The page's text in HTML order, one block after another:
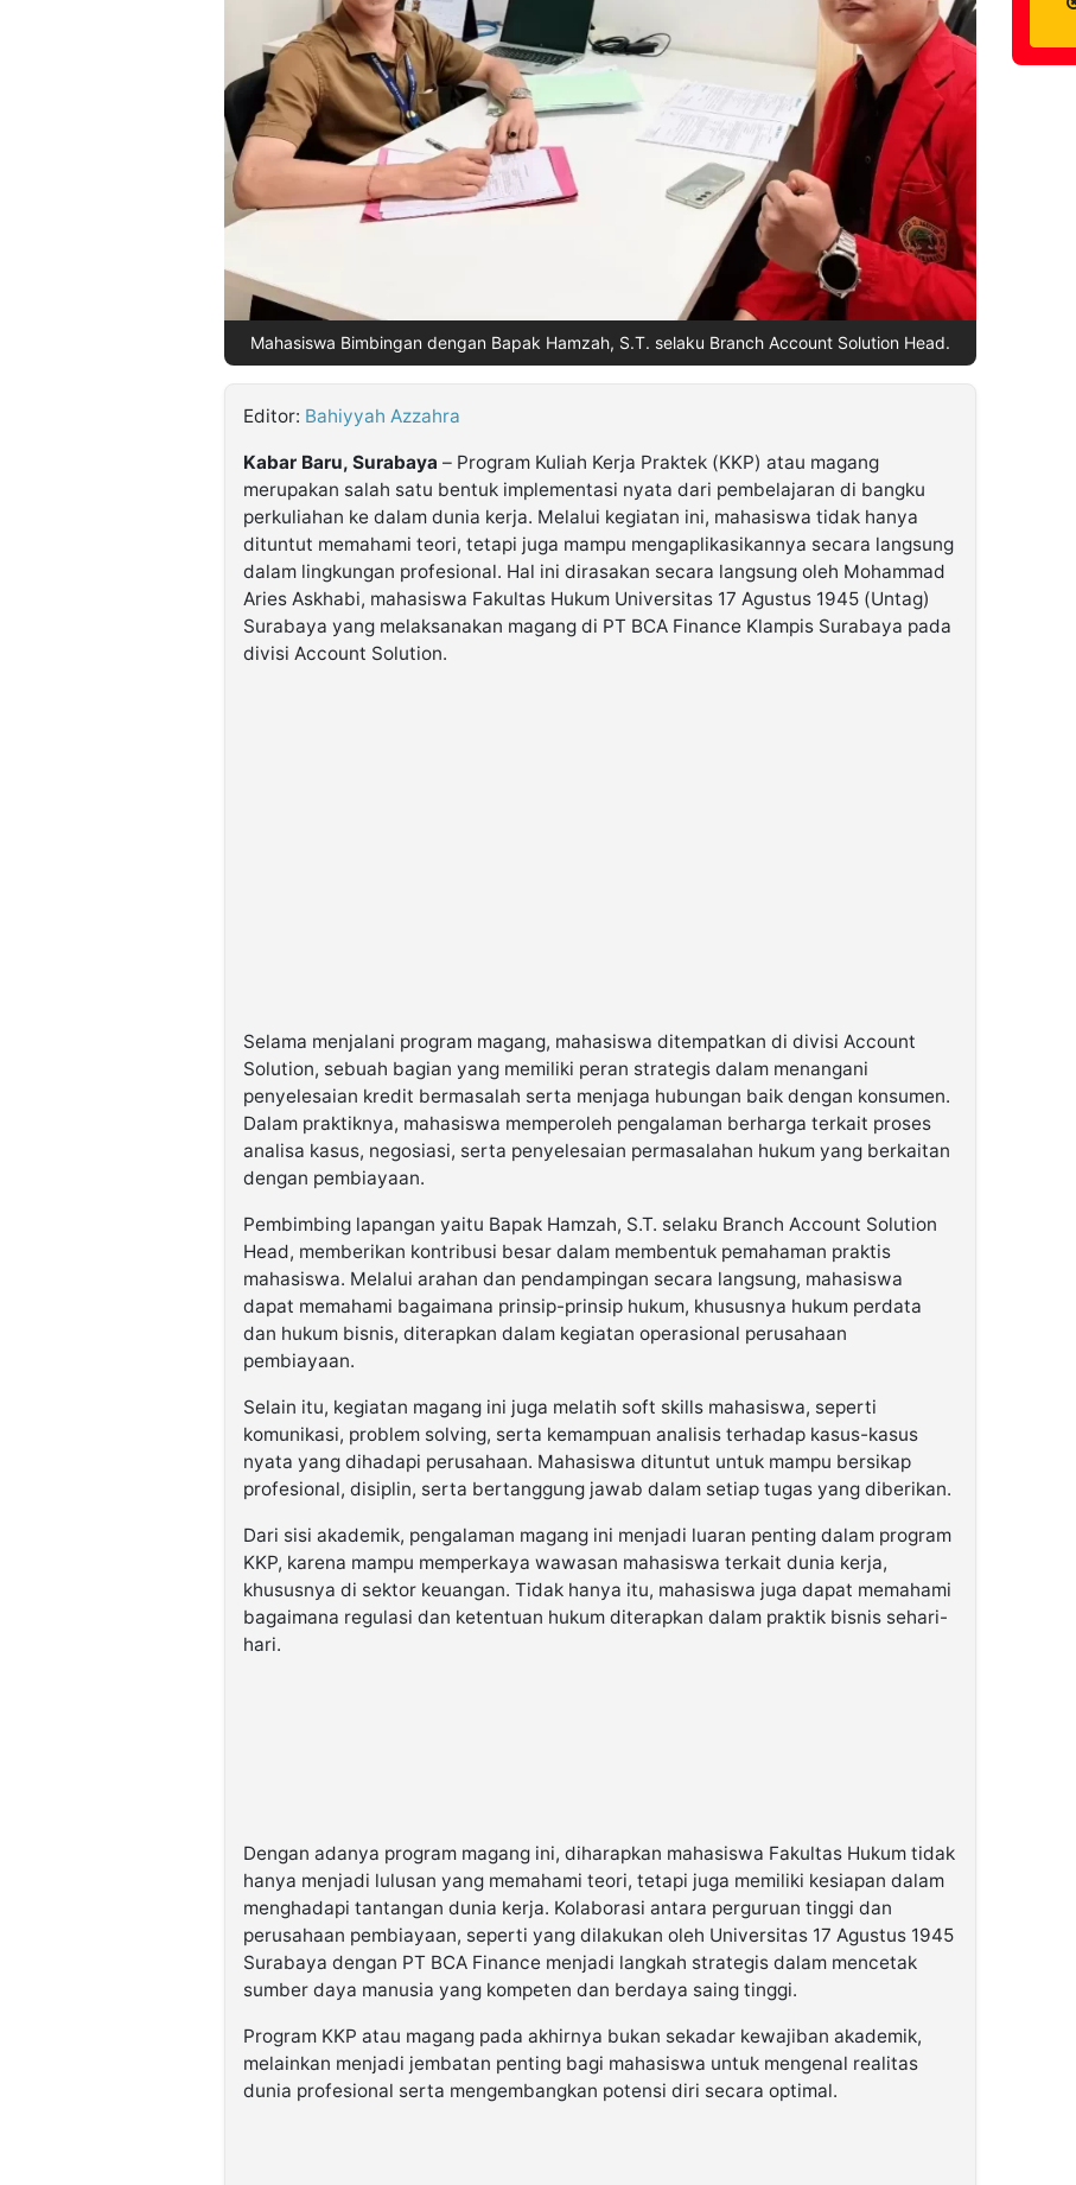
Mahasiswa Bimbingan dengan Bapak Hamzah, S.T. selaku Branch Account Solution Head.
Editor: Bahiyyah Azzahra
Kabar Baru, Surabaya – Program Kuliah Kerja Praktek (KKP) atau magang
merupakan salah satu bentuk implementasi nyata dari pembelajaran di bangku
perkuliahan ke dalam dunia kerja. Melalui kegiatan ini, mahasiswa tidak hanya
dituntut memahami teori, tetapi juga mampu mengaplikasikannya secara langsung
dalam lingkungan profesional. Hal ini dirasakan secara langsung oleh Mohammad
Aries Askhabi, mahasiswa Fakultas Hukum Universitas 17 Agustus 1945 (Untag)
Surabaya yang melaksanakan magang di PT BCA Finance Klampis Surabaya pada
divisi Account Solution.
Selama menjalani program magang, mahasiswa ditempatkan di divisi Account
Solution, sebuah bagian yang memiliki peran strategis dalam menangani
penyelesaian kredit bermasalah serta menjaga hubungan baik dengan konsumen.
Dalam praktiknya, mahasiswa memperoleh pengalaman berharga terkait proses
analisa kasus, negosiasi, serta penyelesaian permasalahan hukum yang berkaitan
dengan pembiayaan.
Pembimbing lapangan yaitu Bapak Hamzah, S.T. selaku Branch Account Solution
Head, memberikan kontribusi besar dalam membentuk pemahaman praktis
mahasiswa. Melalui arahan dan pendampingan secara langsung, mahasiswa
dapat memahami bagaimana prinsip-prinsip hukum, khususnya hukum perdata
dan hukum bisnis, diterapkan dalam kegiatan operasional perusahaan
pembiayaan.
Selain itu, kegiatan magang ini juga melatih soft skills mahasiswa, seperti
komunikasi, problem solving, serta kemampuan analisis terhadap kasus-kasus
nyata yang dihadapi perusahaan. Mahasiswa dituntut untuk mampu bersikap
profesional, disiplin, serta bertanggung jawab dalam setiap tugas yang diberikan.
Dari sisi akademik, pengalaman magang ini menjadi luaran penting dalam program
KKP, karena mampu memperkaya wawasan mahasiswa terkait dunia kerja,
khususnya di sektor keuangan. Tidak hanya itu, mahasiswa juga dapat memahami
bagaimana regulasi dan ketentuan hukum diterapkan dalam praktik bisnis sehari-
hari.
Dengan adanya program magang ini, diharapkan mahasiswa Fakultas Hukum tidak
hanya menjadi lulusan yang memahami teori, tetapi juga memiliki kesiapan dalam
menghadapi tantangan dunia kerja. Kolaborasi antara perguruan tinggi dan
perusahaan pembiayaan, seperti yang dilakukan oleh Universitas 17 Agustus 1945
Surabaya dengan PT BCA Finance menjadi langkah strategis dalam mencetak
sumber daya manusia yang kompeten dan berdaya saing tinggi.
Program KKP atau magang pada akhirnya bukan sekadar kewajiban akademik,
melainkan menjadi jembatan penting bagi mahasiswa untuk mengenal realitas
dunia profesional serta mengembangkan potensi diri secara optimal.